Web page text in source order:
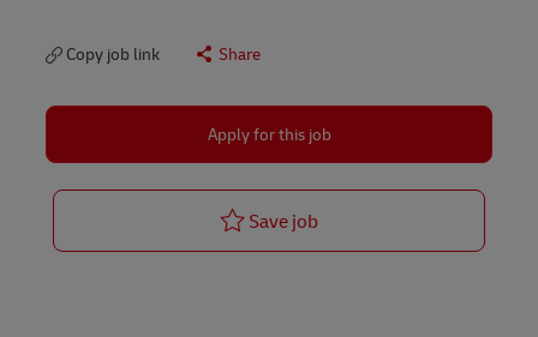
Copy job link Share
Apply for this job
Save jobPostbote für Briefe und